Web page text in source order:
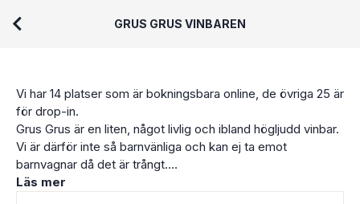
GRUS GRUS VINBAREN
Vi har 14 platser som är bokningsbara online, de övriga 25 är
för drop-in.
Grus Grus är en liten, något livlig och ibland högljudd vinbar.
Vi är därför inte så barnvänliga och kan ej ta emot
barnvagnar då det är trångt.
Vi välkomnar hundar
Läs mer